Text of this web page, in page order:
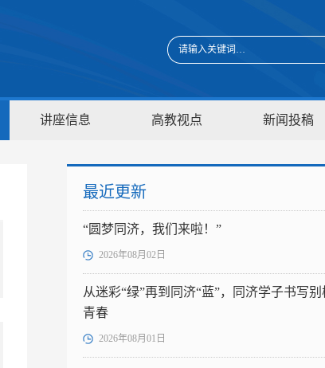
讲座信息 高教视点 新闻投稿
最近更新
“圆梦同济，我们来啦！”
2026年08月02日
从迷彩“绿”再到同济“蓝”，同济学子书写别
青春
2026年08月01日